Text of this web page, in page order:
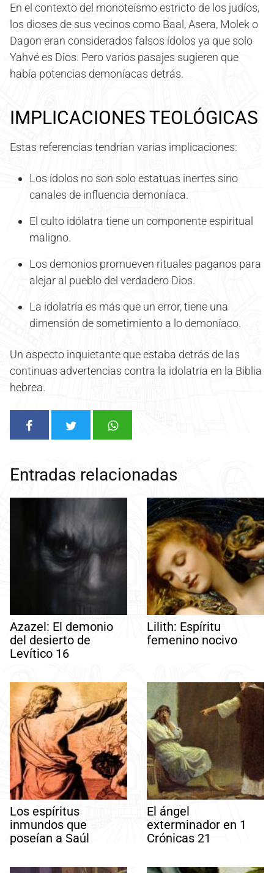
En el contexto del monoteísmo estricto de los judíos,
los dioses de sus vecinos como Baal, Asera, Molek o
Dagon eran considerados falsos ídolos ya que solo
Yahvé es Dios. Pero varios pasajes sugieren que
había potencias demoníacas detrás.
IMPLICACIONES TEOLÓGICAS
Estas referencias tendrían varias implicaciones:
Los ídolos no son solo estatuas inertes sino
canales de influencia demoníaca.
El culto idólatra tiene un componente espiritual
maligno.
Los demonios promueven rituales paganos para
alejar al pueblo del verdadero Dios.
La idolatría es más que un error, tiene una
dimensión de sometimiento a lo demoníaco.
Un aspecto inquietante que estaba detrás de las
continuas advertencias contra la idolatría en la Biblia
hebrea.
Entradas relacionadas
Azazel: El demonio
del desierto de
Levítico 16
Lilith: Espíritu
femenino nocivo
Los espíritus
inmundos que
poseían a Saúl
El ángel
exterminador en 1
Crónicas 21